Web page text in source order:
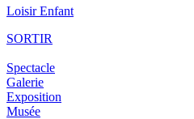
Loisir Enfant
SORTIR
Spectacle
Galerie
Exposition
Musée